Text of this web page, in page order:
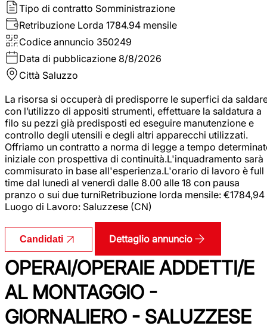
Tipo di contratto Somministrazione
Retribuzione Lorda 1784.94 mensile
Codice annuncio 350249
Data di pubblicazione 8/8/2026
Città Saluzzo
La risorsa si occuperà di predisporre le superfici da
con l’utilizzo di appositi strumenti, effettuare la saldatura a
filo su pezzi già predisposti ed eseguire manutenzione e
controllo degli utensili e degli altri apparecchi utilizzati.
Offriamo un contratto a norma di legge a tempo
iniziale con prospettiva di continuità.L'inquadramento sarà
commisurato in base all'esperienza.L'orario di lavoro è full
time dal lunedì al venerdì dalle 8.00 alle 18 con pausa
pranzo o sui due turniRetribuzione lorda mensile: €1784,94
Luogo di Lavoro: Saluzzese (CN)
Candidati Dettaglio annuncio
OPERAI/OPERAIE ADDETTI/E
AL MONTAGGIO -
GIORNALIERO - SALUZZESE